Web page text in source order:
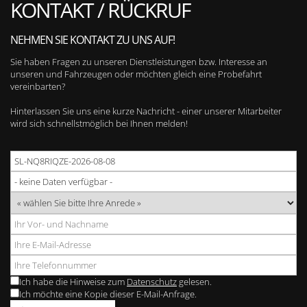
KONTAKT / RÜCKRUF
NEHMEN SIE KONTAKT ZU UNS AUF!
Sie haben Fragen zu unseren Dienstleistungen bzw. Interesse an
unseren und Fahrzeugen oder möchten gleich eine Probefahrt
vereinbarten?
Hinterlassen Sie uns eine kurze Nachricht - einer unserer Mitarbeiter
wird sich schnellstmöglich bei Ihnen melden!
Ich habe die Hinweise zum Datenschutzgelesen.
Ich möchte eine Kopie dieser E-Mail-Anfrage.